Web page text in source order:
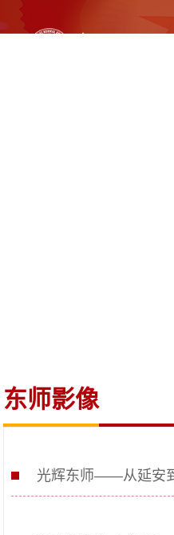
东师影像
光辉东师——从延安